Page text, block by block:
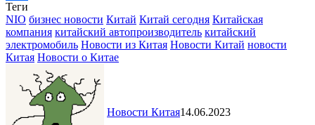
Отправить
Теги
NIO бизнес новости Китай Китай сегодня Китайская
компания китайский автопроизводитель китайский
электромобиль Новости из Китая Новости Китай новости
Китая Новости о Китае
Новости Китая14.06.2023